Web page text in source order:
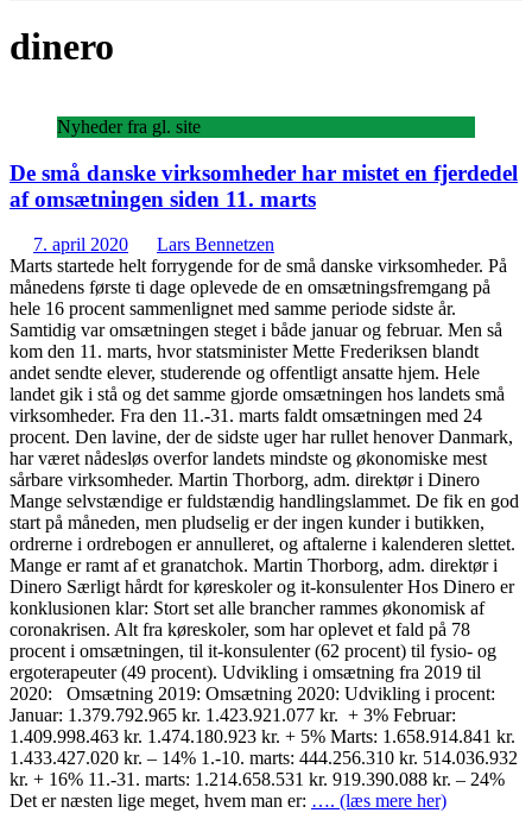
dinero
Nyheder fra gl. site
De små danske virksomheder har mistet en fjerdedel
af omsætningen siden 11. marts
7. april 2020
Lars Bennetzen
Marts startede helt forrygende for de små danske virksomheder. På
månedens første ti dage oplevede de en omsætningsfremgang på
hele 16 procent sammenlignet med samme periode sidste år.
Samtidig var omsætningen steget i både januar og februar. Men så
kom den 11. marts, hvor statsminister Mette Frederiksen blandt
andet sendte elever, studerende og offentligt ansatte hjem. Hele
landet gik i stå og det samme gjorde omsætningen hos landets små
virksomheder. Fra den 11.-31. marts faldt omsætningen med 24
procent. Den lavine, der de sidste uger har rullet henover Danmark,
har været nådesløs overfor landets mindste og økonomiske mest
sårbare virksomheder. Martin Thorborg, adm. direktør i Dinero
Mange selvstændige er fuldstændig handlingslammet. De fik en god
start på måneden, men pludselig er der ingen kunder i butikken,
ordrerne i ordrebogen er annulleret, og aftalerne i kalenderen slettet.
Mange er ramt af et granatchok. Martin Thorborg, adm. direktør i
Dinero Særligt hårdt for køreskoler og it-konsulenter Hos Dinero er
konklusionen klar: Stort set alle brancher rammes økonomisk af
coronakrisen. Alt fra køreskoler, som har oplevet et fald på 78
procent i omsætningen, til it-konsulenter (62 procent) til fysio- og
ergoterapeuter (49 procent). Udvikling i omsætning fra 2019 til
2020: Omsætning 2019: Omsætning 2020: Udvikling i procent:
Januar: 1.379.792.965 kr. 1.423.921.077 kr. + 3% Februar:
1.409.998.463 kr. 1.474.180.923 kr. + 5% Marts: 1.658.914.841 kr.
1.433.427.020 kr. – 14% 1.-10. marts: 444.256.310 kr. 514.036.932
kr. + 16% 11.-31. marts: 1.214.658.531 kr. 919.390.088 kr. – 24%
Det er næsten lige meget, hvem man er: …. (læs mere her)